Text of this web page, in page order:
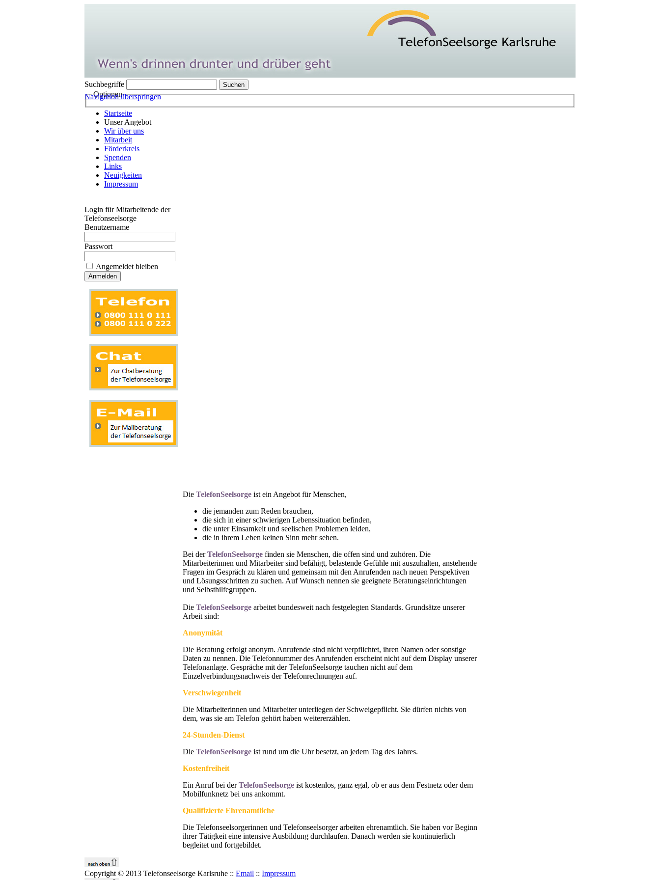
Suchbegriffe
Optionen
Navigation überspringen
Startseite
Unser Angebot
Wir über uns
Mitarbeit
Förderkreis
Spenden
Links
Neuigkeiten
Impressum
Login für Mitarbeitende der
Telefonseelsorge
Benutzername
Passwort
Angemeldet bleiben
Die TelefonSeelsorge ist ein Angebot für Menschen,
die jemanden zum Reden brauchen,
die sich in einer schwierigen Lebenssituation befinden,
die unter Einsamkeit und seelischen Problemen leiden,
die in ihrem Leben keinen Sinn mehr sehen.
Bei derTelefonSeelsorge finden sie Menschen, die offen sind und zuhören. Die
Mitarbeiterinnen und Mitarbeiter sind befähigt, belastende Gefühle mit auszuhalten, anstehende
Fragen im Gespräch zu klären und gemeinsam mit den Anrufenden nach neuen Perspektiven
und Lösungsschritten zu suchen. Auf Wunsch nennen sie geeignete Beratungseinrichtungen
und Selbsthilfegruppen.
Die TelefonSeelsorge arbeitet bundesweit nach festgelegten Standards. Grundsätze unserer
Arbeit sind:
Anonymität
Die Beratung erfolgt anonym. Anrufende sind nicht verpflichtet, ihren Namen oder sonstige
Daten zu nennen. Die Telefonnummer des Anrufenden erscheint nicht auf dem Display unserer
Telefonanlage. Gespräche mit der TelefonSeelsorge tauchen nicht auf dem
Einzelverbindungsnachweis der Telefonrechnungen auf.
Verschwiegenheit
Die Mitarbeiterinnen und Mitarbeiter unterliegen der Schweigepflicht. Sie dürfen nichts von
dem, was sie am Telefon gehört haben weitererzählen.
24-Stunden-Dienst
Die TelefonSeelsorge ist rund um die Uhr besetzt, an jedem Tag des Jahres.
Kostenfreiheit
Ein Anruf bei derTelefonSeelsorge ist kostenlos, ganz egal, ob er aus dem Festnetz oder dem
Mobilfunknetz bei uns ankommt.
Qualifizierte Ehrenamtliche
Die Telefonseelsorgerinnen und Telefonseelsorger arbeiten ehrenamtlich. Sie haben vor Beginn
ihrer Tätigkeit eine intensive Ausbildung durchlaufen. Danach werden sie kontinuierlich
begleitet und fortgebildet.
Copyright © 2013 Telefonseelsorge Karlsruhe :: Email :: Impressum